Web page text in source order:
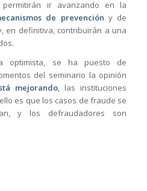
permitirán ir avanzando en la
de prevención y de
en definitiva, contribuirán a una
optimista, se ha puesto de
del seminario la opinión
mejorando , las instituciones
es que los casos de fraude se
y los defraudadores son